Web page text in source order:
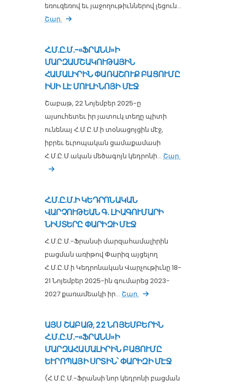
եռուզեռով եւ յաջողութիւններով լեցուն...
Շար.
Հ.Մ.Ը.Մ.-«ՖՐԱՆՍ»Ի
ՄԱՐԶԱՄՇԱԿՈՒԹԱՅԻՆ
ՀԱՄԱԼԻՐԻՆ ՓԱՌԱՇՈՒՔ ԲԱՑՈՒՄԸ
ԻՍԻ ԼԷ ՄՈՒԼԻՆՈՅԻ ՄԷՋ
Շաբաթ, 22 Նոյեմբեր 2025-ը
այսուհետեւ իր յատուկ տեղը պիտի
ունենայ Հ.Մ.Ը.Մ.ի տօնացոյցին մէջ,
իբրեւ եւրոպական ցամաքամասի
Հ.Մ.Ը.Մ.ական մեծագոյն կեդրոնի... Շար.
Հ.Մ.Ը.Մ.Ի ԿԵԴՐՈՆԱԿԱՆ
ՎԱՐՉՈՒԹԵԱՆ Գ. ԼԻԱԳՈՒՄԱՐԻ
ՆԻՍՏԵՐԸ ՓԱՐԻԶԻ ՄԷՋ
Հ.Մ.Ը.Մ.-Ֆրանսի մարզահամալիրին
բացման առիթով Փարիզ այցելող
Հ.Մ.Ը.Մ.ի Կեդրոնական Վարչութիւնը 18-
21 Նոյեմբեր 2025-ին գումարեց 2023-
2027 քառամեակի իր... Շար.
ԱՅՍ ՇԱԲԱԹ, 22 ՆՈՅԵՄԲԵՐԻՆ
Հ.Մ.Ը.Մ.-«ՖՐԱՆՍ»Ի
ՄԱՐԶԱՀԱՄԱԼԻՐԻՆ ԲԱՑՈՒՄԸ
ԵՒՐՈՊԱՅԻ ՍՐՏԻՆ՝ ՓԱՐԻԶԻ ՄԷՋ
(Հ.Մ.Ը.Մ.-Ֆրանսի նոր կեդրոնի բացման